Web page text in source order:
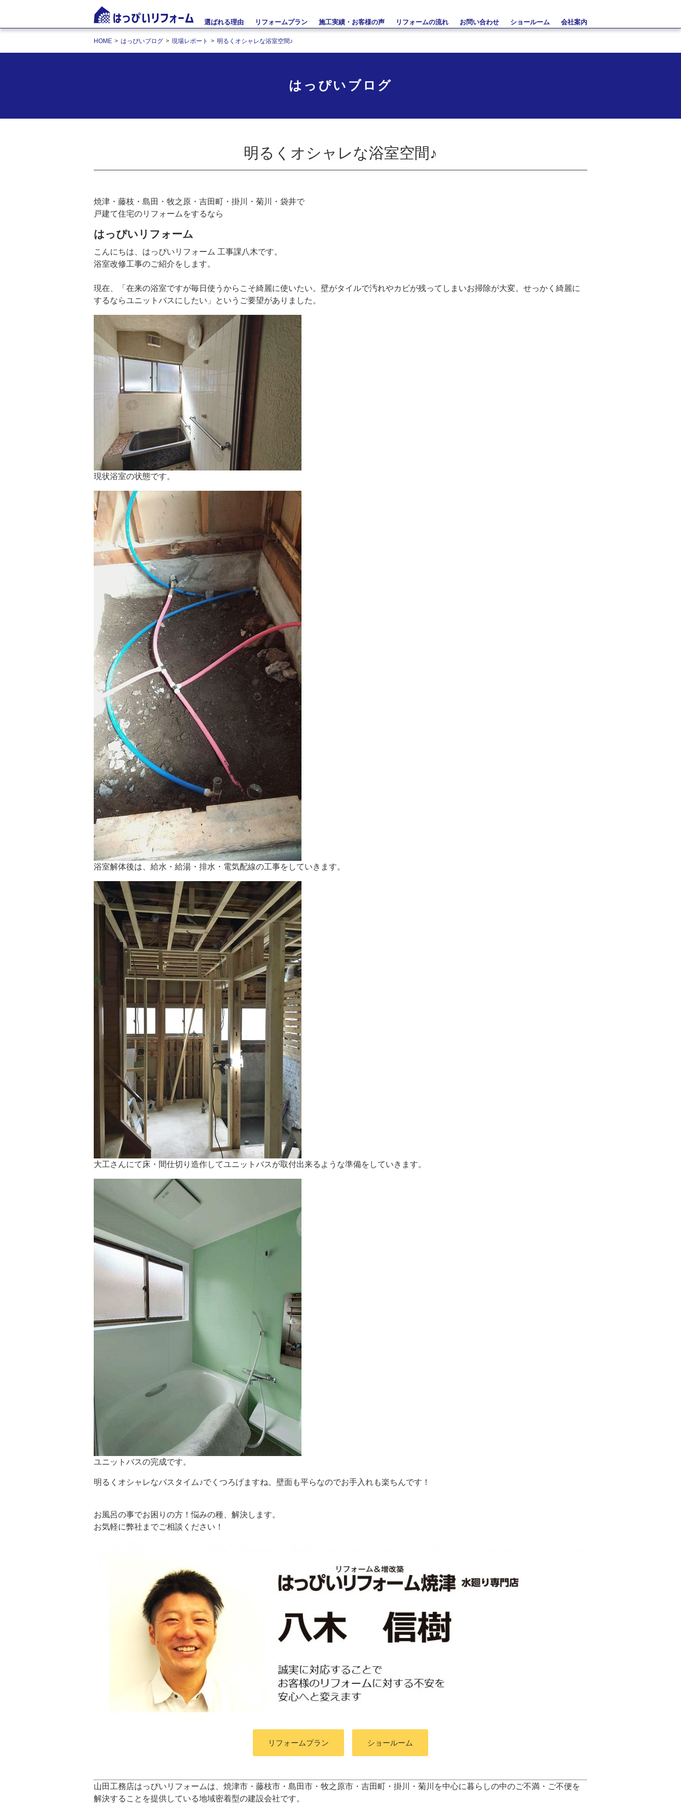
選ばれる理由 リフォームプラン 施工実績・お客様の声 リフォームの流れ お問い合わせ ショールーム 会社案内
HOME はっぴいブログ 現場レポート 明るくオシャレな浴室空間♪
はっぴいブログ
明るくオシャレな浴室空間♪
焼津・藤枝・島田・牧之原・吉田町・掛川・菊川・袋井で
戸建て住宅のリフォームをするなら
はっぴいリフォーム
こんにちは、はっぴいリフォーム 工事課八木です。
浴室改修工事のご紹介をします。
現在、「在来の浴室ですが毎日使うからこそ綺麗に使いたい。壁がタイルで汚れやカビが残ってしまいお掃除が大変。せっかく綺麗に
するならユニットバスにしたい」というご要望がありました。
現状浴室の状態です。
浴室解体後は、給水・給湯・排水・電気配線の工事をしていきます。
大工さんにて床・間仕切り造作してユニットバスが取付出来るような準備をしていきます。
ユニットバスの完成です。
明るくオシャレなバスタイム♪でくつろげますね。壁面も平らなのでお手入れも楽ちんです！
お風呂の事でお困りの方！悩みの種、解決します。
お気軽に弊社までご相談ください！
リフォームプラン ショールーム
山田工務店はっぴいリフォームは、焼津市・藤枝市・島田市・牧之原市・吉田町 ・掛川・菊川
を中心に暮らしの中のご不満・ご不便を
解決することを提供している地域密着型の建設会社です。